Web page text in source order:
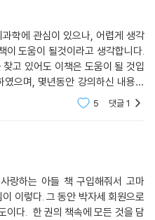
학에 관심이 있으나, 어렵게 생각
될것이라고 생각합니다.
고 있어도 이책은 도움이 될 것입
으며, 몇년동안 강의하신 내용을
셨기 때문입니다. 본문에 포함한
5 댓글1
랑하는 아들 책 구입해줘서 고마
이렇다. 그 동안 박자세 회원으로
이다. 한 권의 책속에 모든 것을 담